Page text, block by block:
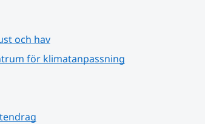
och hav
för klimatanpassning